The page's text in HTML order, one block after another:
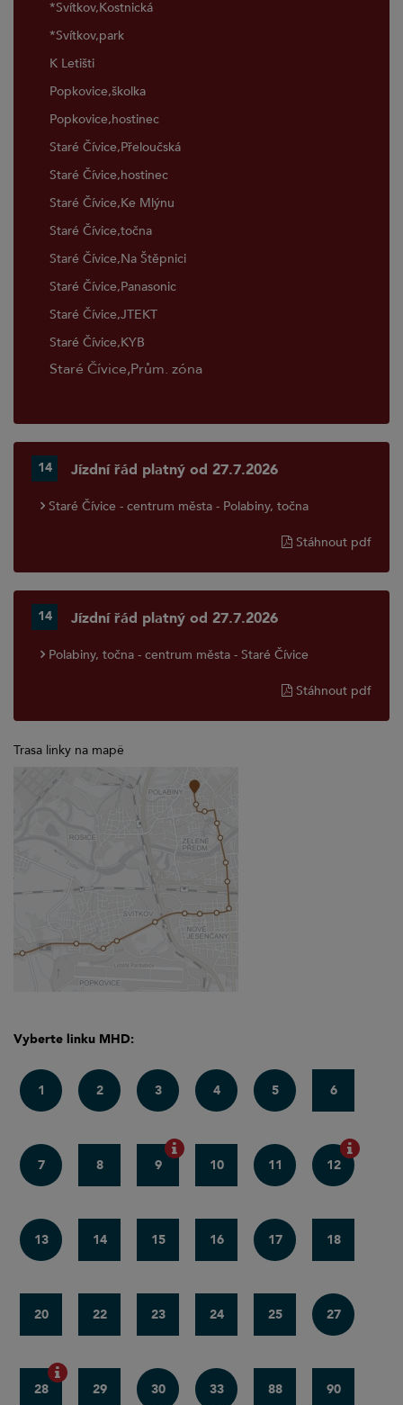
*Svítkov,Kostnická
*Svítkov,park
K Letišti
Popkovice,školka
Popkovice,hostinec
Staré Čívice,Přeloučská
Staré Čívice,hostinec
Staré Čívice,Ke Mlýnu
Staré Čívice,točna
Staré Čívice,Na Štěpnici
Staré Čívice,Panasonic
Staré Čívice,JTEKT
Staré Čívice,KYB
Staré Čívice,Prům. zóna
14 Jízdní řád platný od 27.7.2026
Staré Čívice - centrum města - Polabiny, točna
Stáhnout pdf
14 Jízdní řád platný od 27.7.2026
Polabiny, točna - centrum města - Staré Čívice
Stáhnout pdf
Trasa linky na mapě
Vyberte linku MHD:
1 2 3 4 5 6
7 8 9 10 11 12
13 14 15 16 17 18
20 22 23 24 25 27
28 29 30 33 88 90